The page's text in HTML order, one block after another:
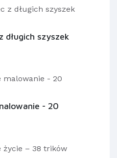
długich szyszek
- 20